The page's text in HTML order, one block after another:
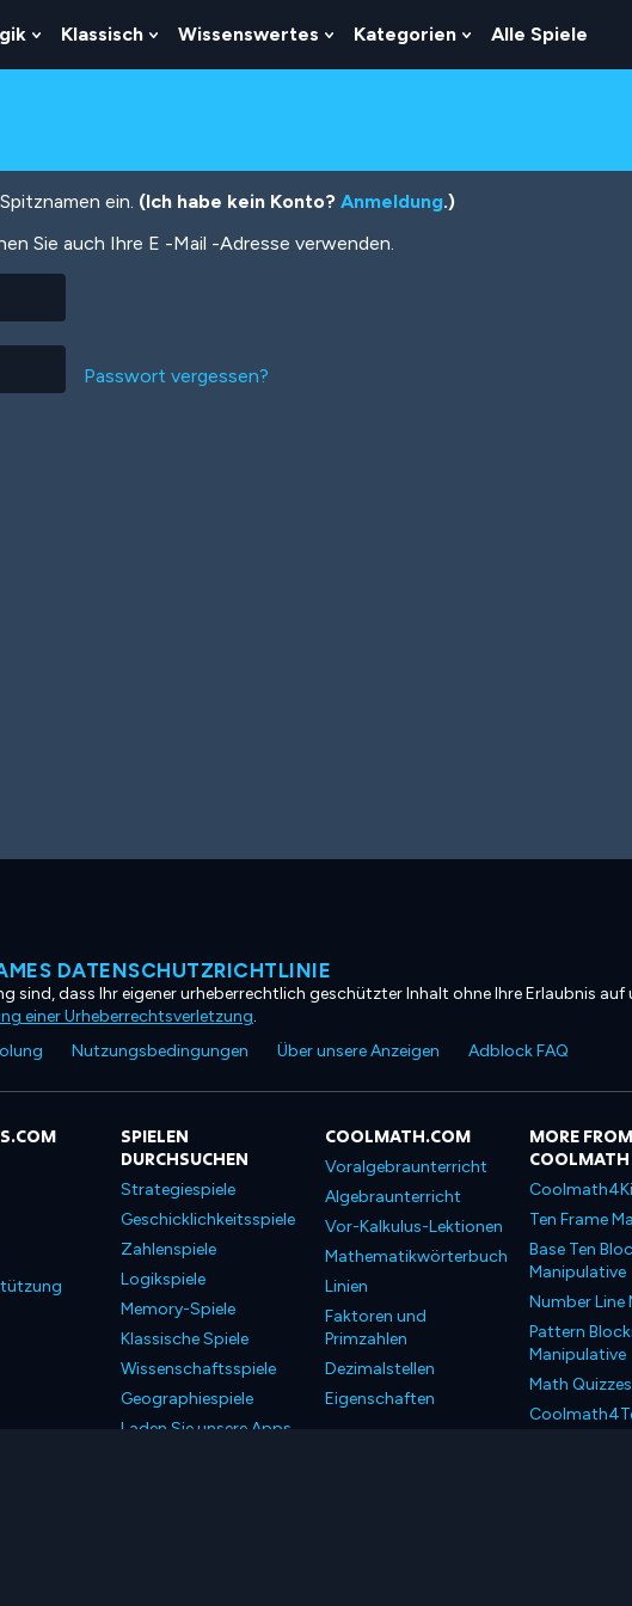
Show
Submenu
Klassisch
Show
Submenu
Wissenswertes
Show
Submenu
Kategorien
Show
Submenu
Alle Spiele
ein. (Ich habe kein Konto? Anmeldung.)
Sie auch Ihre E -Mail -Adresse verwenden.
Passwort vergessen?
DATENSCHUTZRICHTLINIE
sind, dass Ihr eigener urheberrechtlich geschützter Inhalt ohne Ihre Erlaubnis
einer Urheberrechtsverletzung.
Nutzungsbedingungen Über unsere Anzeigen Adblock FAQ
SPIELEN
DURCHSUCHEN
Strategiespiele
Geschicklichkeitsspiele
Zahlenspiele
Logikspiele
Memory-Spiele
Klassische Spiele
Wissenschaftsspiele
Geographiespiele
Laden Sie unsere Apps
COOLMATH.COM
Voralgebraunterricht
Algebraunterricht
Vor-Kalkulus-Lektionen
Mathematikwörterbuch
Linien
Faktoren und
Primzahlen
Dezimalstellen
Eigenschaften
MORE FROM
COOLMATH
Ten Frame
Base Ten
Manipulative
Number Line
Pattern
Manipulative
Math Quizzes